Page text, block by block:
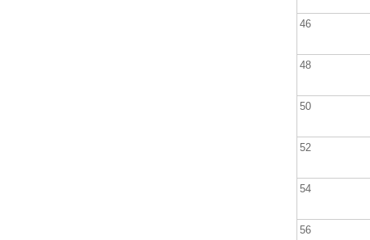
46
48
50
52
54
56